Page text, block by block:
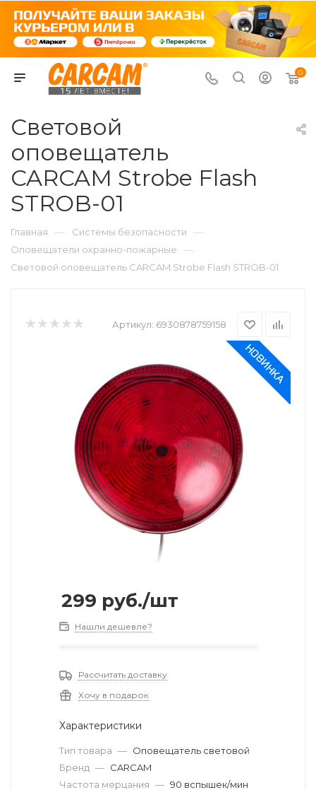
0
Световой
оповещатель
CARCAM Strobe Flash
STROB-01
Главная — Системы безопасности —
Оповещатели охранно-пожарные —
Световой оповещатель CARCAM Strobe Flash STROB-01
Артикул: 6930878759158
299 руб./шт
Нашли дешевле?
Рассчитать доставку
Хочу в подарок
Характеристики
Тип товара — Оповещатель световой
Бренд — CARCAM
Частота мерцания — 90 вспышек/мин